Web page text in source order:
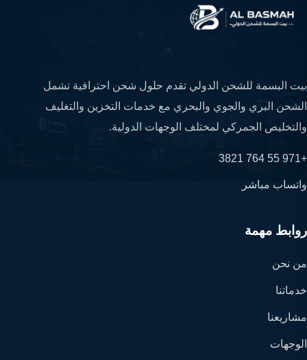
بيت البسمة للشحن الدولي تقدم حلول شحن احترافية تشمل
الشحن البري والجوي والبحري مع خدمات التخزين والتغليف
والتخليص الجمركي لمختلف الوجهات الدولية.
+971 55 764 3821
واتساب مباشر
روابط مهمة
من نحن
خدماتنا
مشاريعنا
الوجهات